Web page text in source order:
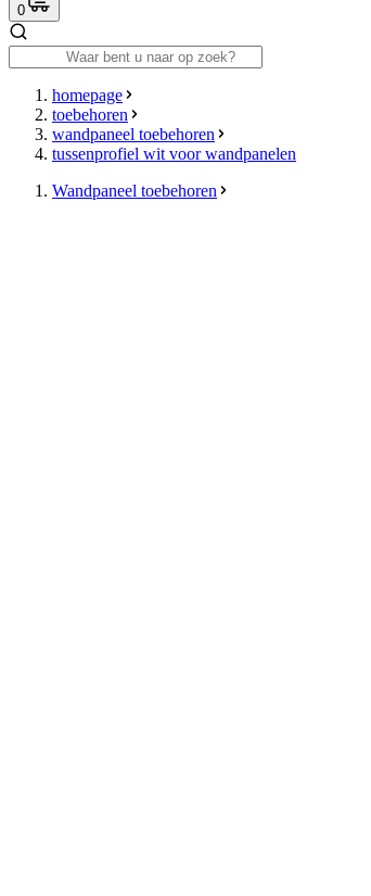
0
homepage
toebehoren
wandpaneel toebehoren
tussenprofiel wit voor wandpanelen
Wandpaneel toebehoren